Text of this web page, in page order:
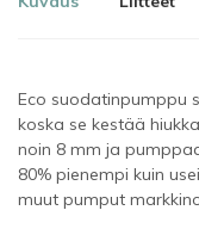
Eco suodatinpumppu
koska se kestää
noin 8 mm ja
80% pienempi kuin
muut pumput